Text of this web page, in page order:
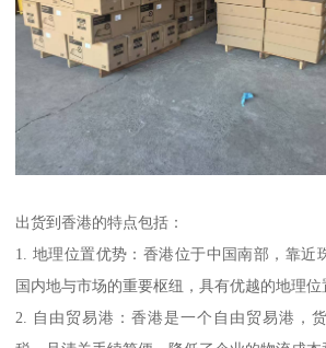
出货到香港的特点包括：
1. 地理位置优势：香港位于中国南部，靠近
国内地与市场的重要枢纽，具有优越的地理位
2. 自由贸易港：香港是一个自由贸易港，